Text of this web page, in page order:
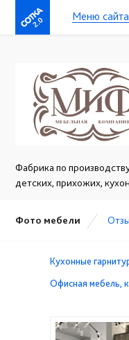
2.0 Меню сайта
Фабрика по
детских, прихожих,
Фото мебели
Кухонные
Офисная мебель,